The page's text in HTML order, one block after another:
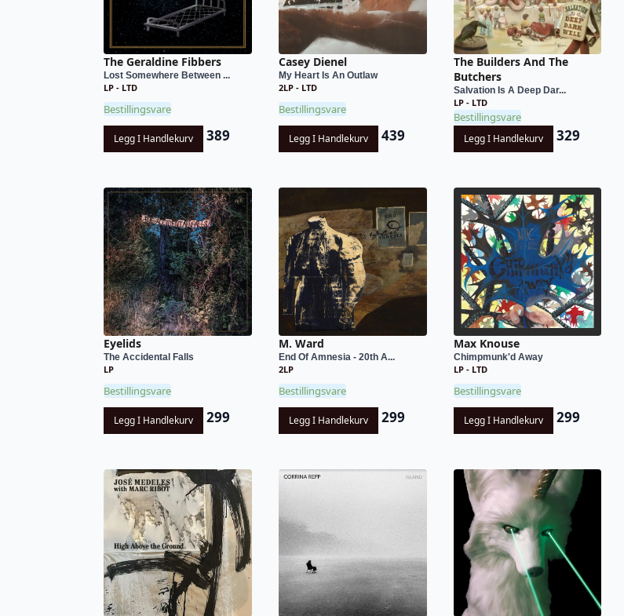
The Geraldine Fibbers
Lost Somewhere Between ...
LP - LTD
Bestillingsvare
Legg I Handlekurv 389
Casey Dienel
My Heart Is An Outlaw
2LP - LTD
Bestillingsvare
Legg I Handlekurv 439
The Builders And The
Butchers
Salvation Is A Deep Dar...
LP - LTD
Bestillingsvare
Legg I Handlekurv 329
Eyelids
The Accidental Falls
LP
Bestillingsvare
Legg I Handlekurv 299
M. Ward
End Of Amnesia - 20th A...
2LP
Bestillingsvare
Legg I Handlekurv 299
Max Knouse
Chimpmunk'd Away
LP - LTD
Bestillingsvare
Legg I Handlekurv 299